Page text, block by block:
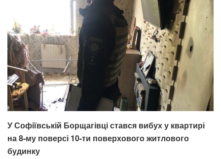
У Софіївській Борщагівці стався вибух у квартирі
на 8-му поверсі 10-ти поверхового житлового
будинку